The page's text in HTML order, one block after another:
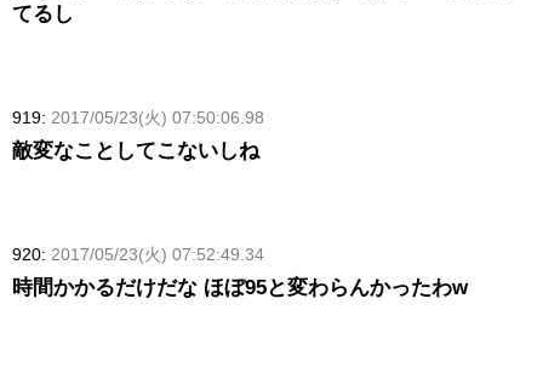
てるし
919: 2017/05/23(火) 07:50:06.98
敵変なことしてこないしね
920: 2017/05/23(火) 07:52:49.34
時間かかるだけだな ほぼ95と変わらんかったわw